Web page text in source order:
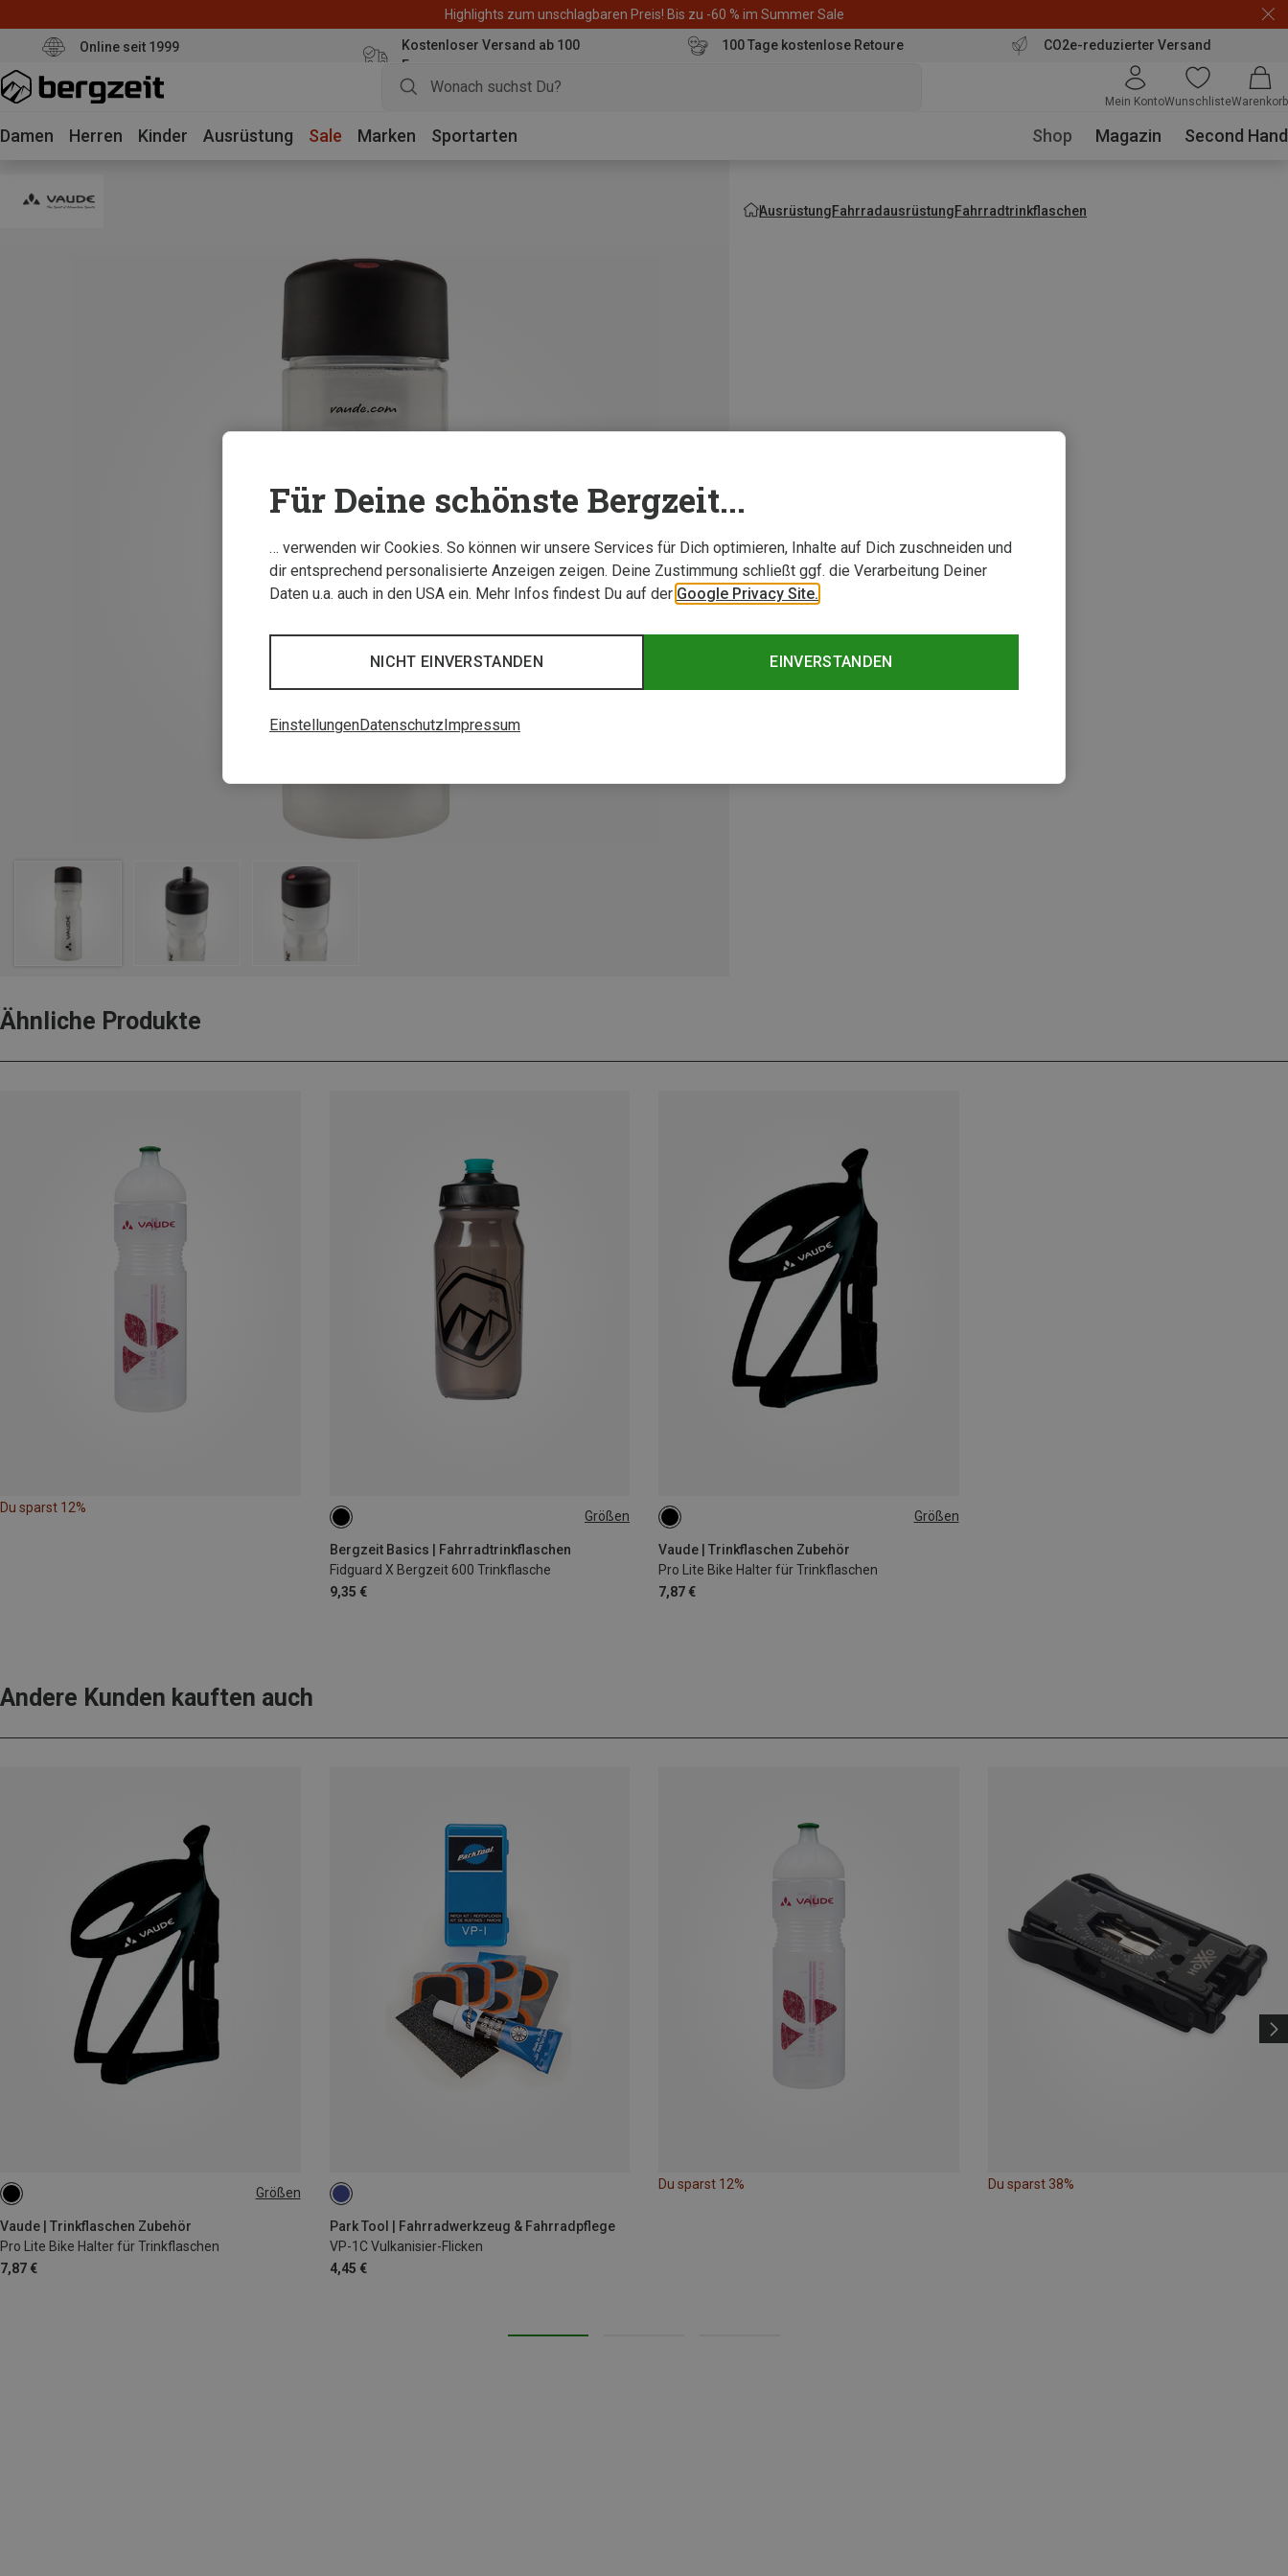
Highlights zum unschlagbaren Preis! Bis zu -60 % im Summer Sale
Online seit 1999
Kostenloser Versand ab 100
Euro
100 Tage kostenlose Retoure CO2e-reduzierter Versand
Mein KontoWunschlisteWarenkorb
Damen Herren Kinder Ausrüstung Sale Marken Sportarten Shop Magazin Second Hand
AusrüstungFahrradausrüstungFahrradtrinkflaschen
Ähnliche Produkte
Du sparst 12%
Größen
Bergzeit Basics | Fahrradtrinkflaschen
Fidguard X Bergzeit 600 Trinkflasche
9,35 €
0.6L Größen
Vaude | Trinkflaschen Zubehör
Pro Lite Bike Halter für Trinkflaschen
7,87 €
ONE SIZE
Andere Kunden kauften auch
Größen
Vaude | Trinkflaschen Zubehör
Pro Lite Bike Halter für Trinkflaschen
7,87 €
ONE SIZE
Park Tool | Fahrradwerkzeug & Fahrradpflege
VP-1C Vulkanisier-Flicken
4,45 €
Du sparst 12% Du sparst 38%
Für Deine schönste Bergzeit...
… verwenden wir Cookies. So können wir unsere Services für Dich optimieren, Inhalte auf Dich zuschneiden und
dir entsprechend personalisierte Anzeigen zeigen. Deine Zustimmung schließt ggf. die Verarbeitung Deiner
Daten u.a. auch in den USA ein. Mehr Infos findest Du auf der Google Privacy Site.
EINVERSTANDEN
NICHT EINVERSTANDEN
EinstellungenDatenschutz Impressum